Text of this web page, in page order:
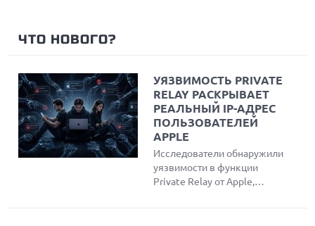
ЧТО НОВОГО?
УЯЗВИМОСТЬ PRIVATE
RELAY РАСКРЫВАЕТ
РЕАЛЬНЫЙ IP-АДРЕС
ПОЛЬЗОВАТЕЛЕЙ
APPLE
Исследователи обнаружили
уязвимости в функции
Private Relay от Apple,